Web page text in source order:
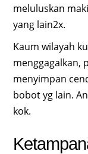
meluluskan
yang lain2x.
Kaum wilayah
menggagalkan,
menyimpan
bobot yg lain.
kok.